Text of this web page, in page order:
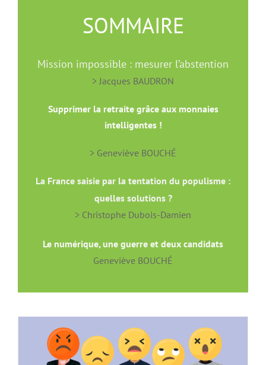
SOMMAIRE
Mission impossible : mesurer l’abstention
> Jacques BAUDRON
Supprimer la retraite grâce aux monnaies
intelligentes !
> Geneviève BOUCHÉ
La France saisie par la tentation du populisme :
quelles solutions ?
> Christophe Dubois-Damien
Le numérique, une guerre et deux candidats
Geneviève BOUCHÉ
les propos haineux sur les “réseaux
sociaux” ?